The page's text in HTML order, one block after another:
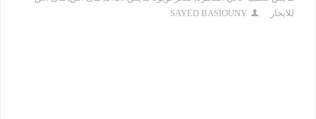
للايجار
SAYED BASIOUNY